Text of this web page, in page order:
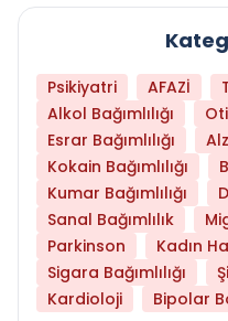
Psikiyatri AFAZİ
Alkol Bağımlılığı
Esrar Bağımlılığı
Kokain Bağımlılığı
Kumar Bağımlılığı
Sanal Bağımlılık
Parkinson
Kadın
Sigara Bağımlılığı
Kardioloji
Bipolar